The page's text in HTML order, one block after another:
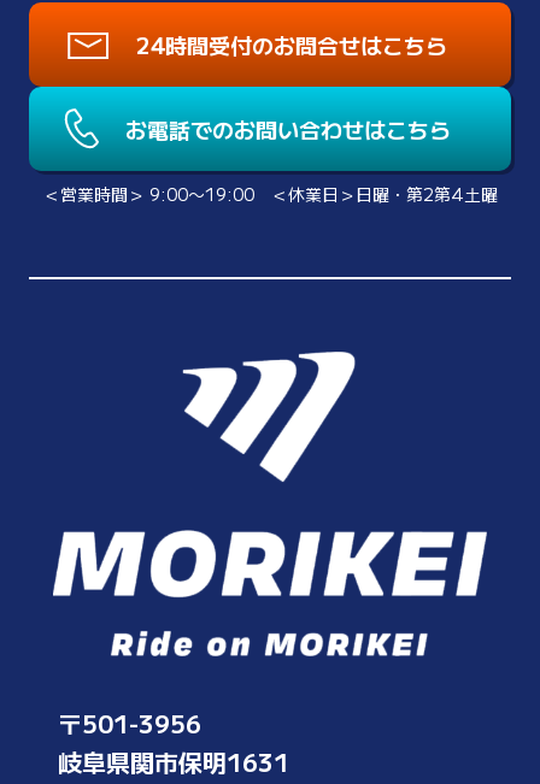
24時間受付のお問合せはこちら
お電話でのお問い合わせはこちら
＜営業時間＞ 9:00〜19:00 ＜休業日＞日曜・第2第4土曜
〒501-3956
岐阜県関市保明1631